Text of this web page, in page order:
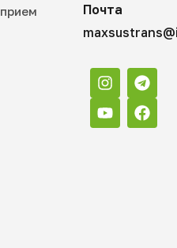
прием
Почта